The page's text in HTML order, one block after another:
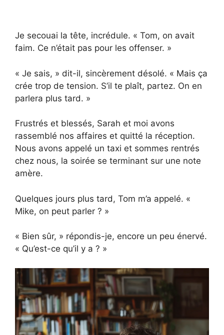
Je secouai la tête, incrédule. « Tom, on avait
faim. Ce n’était pas pour les offenser. »
« Je sais, » dit-il, sincèrement désolé. « Mais ça
crée trop de tension. S’il te plaît, partez. On en
parlera plus tard. »
Frustrés et blessés, Sarah et moi avons
rassemblé nos affaires et quitté la réception.
Nous avons appelé un taxi et sommes rentrés
chez nous, la soirée se terminant sur une note
amère.
Quelques jours plus tard, Tom m’a appelé. «
Mike, on peut parler ? »
« Bien sûr, » répondis-je, encore un peu énervé.
« Qu’est-ce qu’il y a ? »